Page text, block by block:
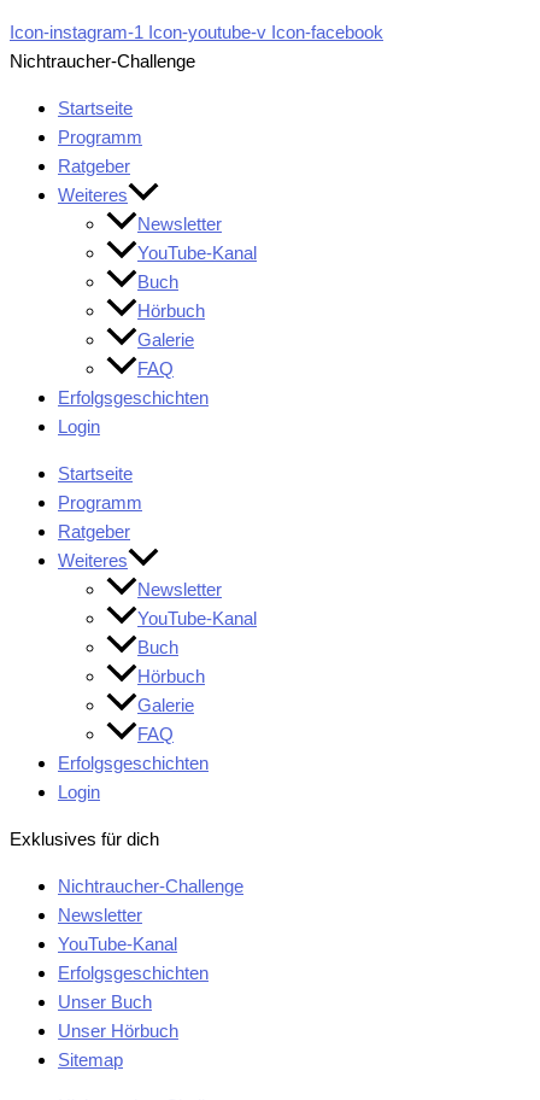
Icon-instagram-1 Icon-youtube-v Icon-facebook
Nichtraucher-Challenge
Startseite
Programm
Ratgeber
Weiteres
Newsletter
YouTube-Kanal
Buch
Hörbuch
Galerie
FAQ
Erfolgsgeschichten
Login
Startseite
Programm
Ratgeber
Weiteres
Newsletter
YouTube-Kanal
Buch
Hörbuch
Galerie
FAQ
Erfolgsgeschichten
Login
Exklusives für dich
Nichtraucher-Challenge
Newsletter
YouTube-Kanal
Erfolgsgeschichten
Unser Buch
Unser Hörbuch
Sitemap